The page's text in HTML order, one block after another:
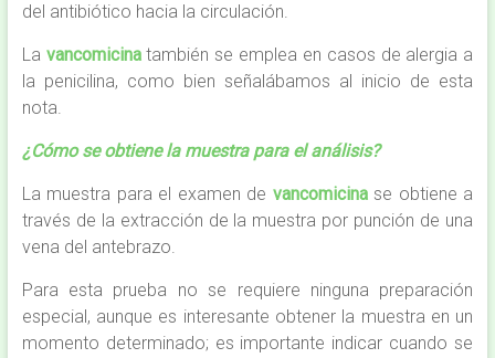
del antibiótico hacia la circulación.
La vancomicinatambién se emplea en casos de alergia a
la penicilina, como bien señalábamos al inicio de esta
nota.
¿Cómo se obtiene la muestra para el análisis?
La muestra para el examen de vancomicina se obtiene a
través de la extracción de la muestra por punción de una
vena del antebrazo.
Para esta prueba no se requiere ninguna preparación
especial, aunque es interesante obtener la muestra en un
momento determinado; es importante indicar cuando se